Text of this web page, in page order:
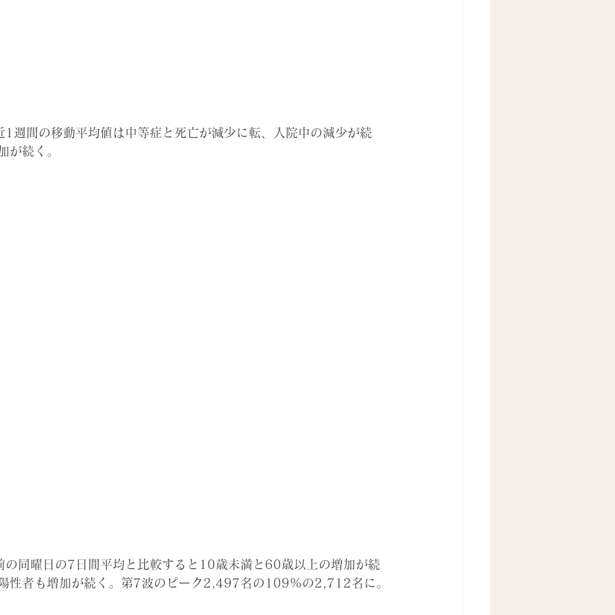
週間の移動平均値は中等症と死亡が減少に転、入院中の減少が続
が続く。
の同曜日の7日間平均と比較すると10歳未満と60歳以上の増加が続
性者も増加が続く。第7波のピーク2,497名の109%の2,712名に。